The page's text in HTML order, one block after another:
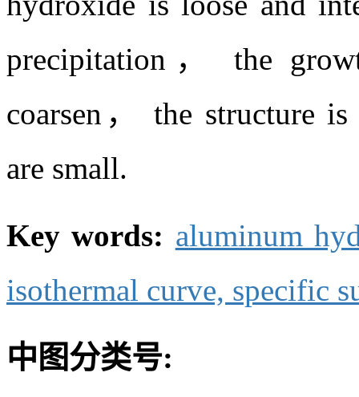
precipitation， the
coarsen， the structure
are small.
Key words: aluminum
isothermal curve, specific
中图分类号: